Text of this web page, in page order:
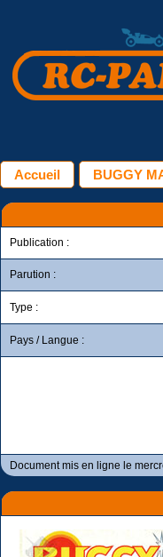
Accueil BUGGY
Publication :
Parution :
Type :
Pays / Langue :
Document mis en ligne le